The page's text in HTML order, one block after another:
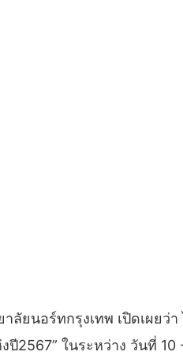
ยนอร์ทกรุงเทพ เปิดเผยว่
2567” ในระหว่าง วันที่